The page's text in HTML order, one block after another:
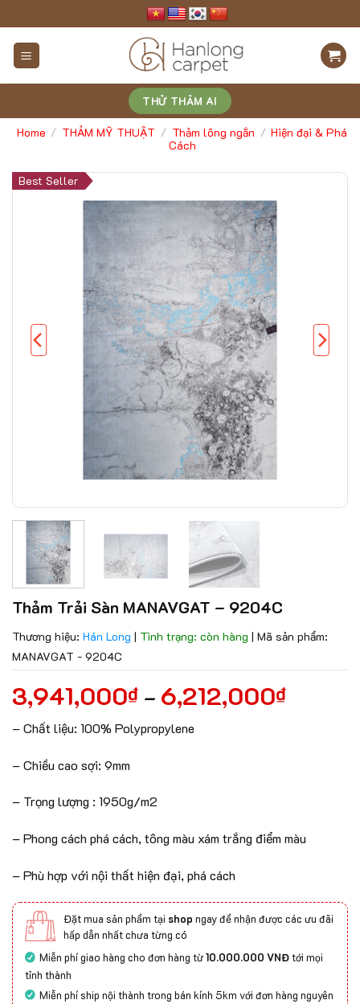
to
content
THỬ THẢM AI
Home / THẢM MỸ THUẬT / Thảm lông ngắn / Hiện đại & Phá
Cách
Best Seller
Thảm Trải Sàn MANAVGAT – 9204C
Thương hiệu: Hán Long | Tình trạng: còn hàng | Mã sản phẩm:
MANAVGAT - 9204C
3,941,000₫ – 6,212,000₫
– Chất liệu: 100% Polypropylene
– Chiều cao sợi: 9mm
– Trọng lượng : 1950g/m2
– Phong cách phá cách, tông màu xám trắng điểm màu
– Phù hợp với nội thất hiện đại, phá cách
Đặt mua sản phẩm tại shop ngay để nhận được các ưu đãi
hấp dẫn nhất chưa từng có
Miễn phí giao hàng cho đơn hàng từ10.000.000 VNĐtới mọi
tỉnh thành
Miễn phí ship nội thành trong bán kính 5km với đơn hàng nguyên